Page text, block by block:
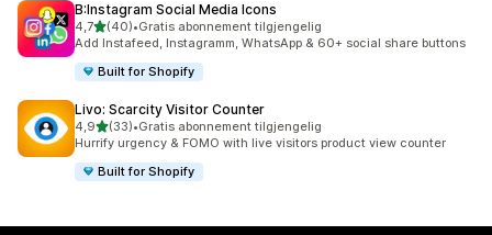
B:Instagram Social Media Icons
4,7av 5 stjerner
(40)
Totalt 40 omtaler
•Gratis abonnement tilgjengelig
Add Instafeed, Instagramm, WhatsApp & 60+ social share buttons
Built for Shopify
Livo: Scarcity Visitor Counter
4,9av 5 stjerner
(33)
Totalt 33 omtaler
•Gratis abonnement tilgjengelig
Hurrify urgency & FOMO with live visitors product view counter
Built for Shopify